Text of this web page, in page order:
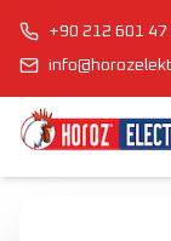
+90 212 601 47